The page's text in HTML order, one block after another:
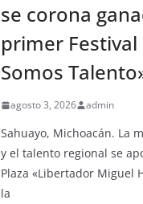
se corona
primer Festival
Somos
agosto 3, 2026 admin
Sahuayo, Michoacán. La
y el talento regional se
Plaza «Libertador Miguel
la